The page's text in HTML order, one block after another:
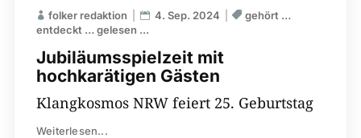
Jubiläumsspielzeit mit
hochkarätigen Gästen
folker redaktion 4. Sep. 2024
gehört …
entdeckt … gelesen ...
Klangkosmos NRW feiert 25. Geburtstag
Weiterlesen...